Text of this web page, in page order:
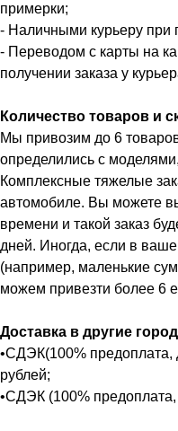
примерки;
- Наличными курьеру при
- Переводом с карты на
получении заказа у
Количество товаров и
Мы привозим до 6
определились с
Комплексные тяжелые
автомобиле. Вы можете
времени и такой заказ
дней. Иногда, если в
(например, маленькие
можем привезти более 6
Доставка в другие
•СДЭК(100% предоплата,
рублей;
•СДЭК (100%